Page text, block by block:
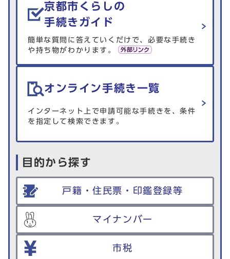
京都市くらしの
手続きガイド
簡単な質問に答えていくだけで、必要な手続き
や持ち物がわかります。
オンライン手続き一覧
インターネット上で申請可能な手続きを、条件
を指定して検索できます。
目的から探す
戸籍・住民票・印鑑登録等
マイナンバー
市税